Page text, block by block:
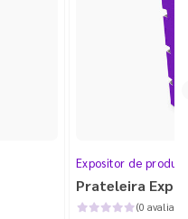
Expositor de
Prateleira
(0